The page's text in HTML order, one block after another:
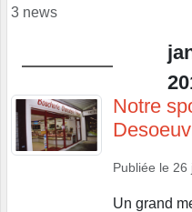
3 news
Notre
Publiée le 26
Un grand